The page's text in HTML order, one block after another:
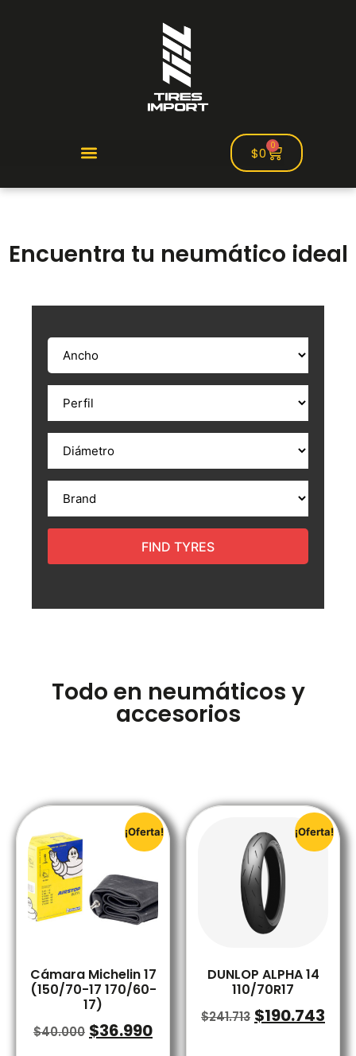
$0 0
Encuentra tu neumático ideal
FIND TYRES
Todo en neumáticos y
accesorios
¡Oferta!
Cámara Michelin 17
(150/70-17 170/60-
17)
$40.000 $36.990
¡Oferta!
DUNLOP ALPHA 14
110/70R17
$241.713 $190.743